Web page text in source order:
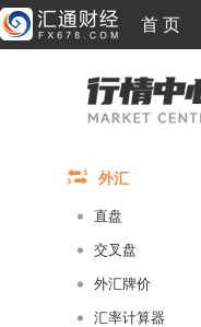
首 页
外汇
直盘
交叉盘
外汇牌价
汇率计算器